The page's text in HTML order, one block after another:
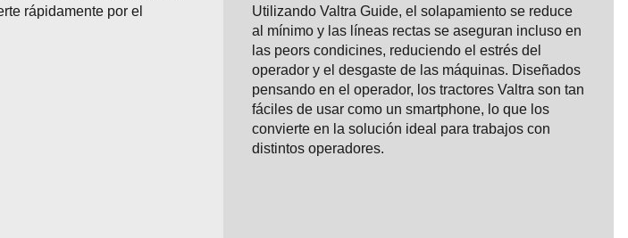
rápidamente por el
Utilizando Valtra Guide, el solapamiento se reduce
al mínimo y las líneas rectas se aseguran incluso en
las peors condicines, reduciendo el estrés del
operador y el desgaste de las máquinas. Diseñados
pensando en el operador, los tractores Valtra son tan
fáciles de usar como un smartphone, lo que los
convierte en la solución ideal para trabajos con
distintos operadores.